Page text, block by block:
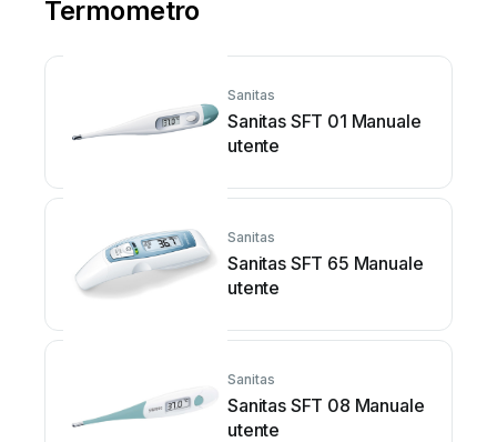
Termometro
Sanitas
Sanitas SFT 01 Manuale
utente
Sanitas
Sanitas SFT 65 Manuale
utente
Sanitas
Sanitas SFT 08 Manuale
utente